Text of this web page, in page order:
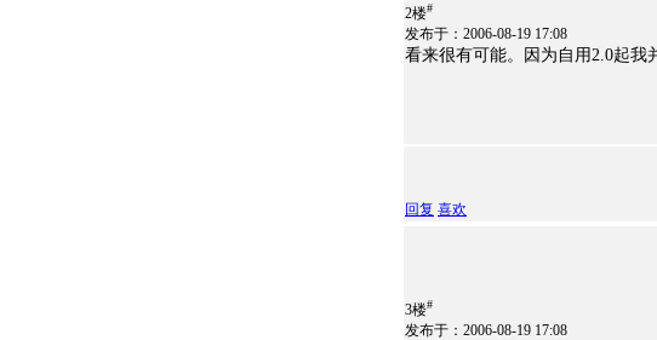
2楼#
发布于：2006-08-19 17:08
看来很有可能。因为自用2.0起我
回复 喜欢
3楼#
发布于：2006-08-19 17:08